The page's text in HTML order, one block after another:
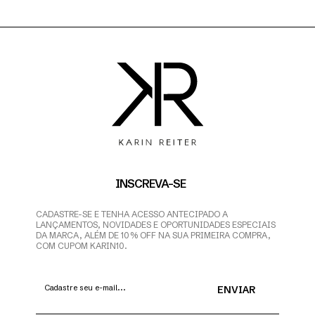
INSCREVA-SE
CADASTRE-SE E TENHA ACESSO ANTECIPADO A
LANÇAMENTOS, NOVIDADES E OPORTUNIDADES ESPECIAIS
DA MARCA, ALÉM DE 10% OFF NA SUA PRIMEIRA COMPRA,
COM CUPOM KARIN10.